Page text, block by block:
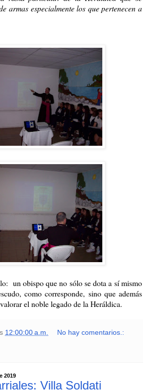
armas especialmente los que pertenecen a
un obispo que no sólo se dota a sí mismo
como corresponde, sino que además
el noble legado de la Heráldica.
12:00:00 a.m. No hay comentarios.:
2019
Villa Soldati